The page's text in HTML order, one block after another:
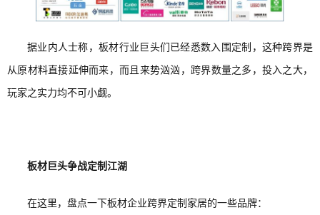
据业内人士称，板材行业巨头们已经悉数入围定制，这种跨界是
从原材料直接延伸而来，而且来势汹汹，跨界数量之多，投入之大，
玩家之实力均不可小觑。
板材巨头争战定制江湖
在这里，盘点一下板材企业跨界定制家居的一些品牌：